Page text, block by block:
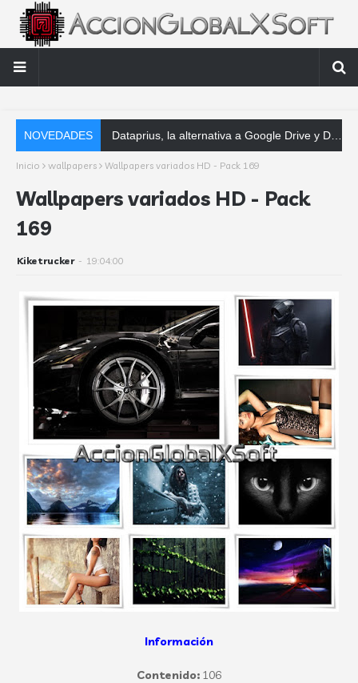
NOVEDADES Dataprius, la alternativa a Google Drive y Dropbox que las empresas deberían conocer
Inicio wallpapers Wallpapers variados HD - Pack 169
Wallpapers variados HD - Pack
169
Kiketrucker - 19:04:00
Información
Contenido: 106